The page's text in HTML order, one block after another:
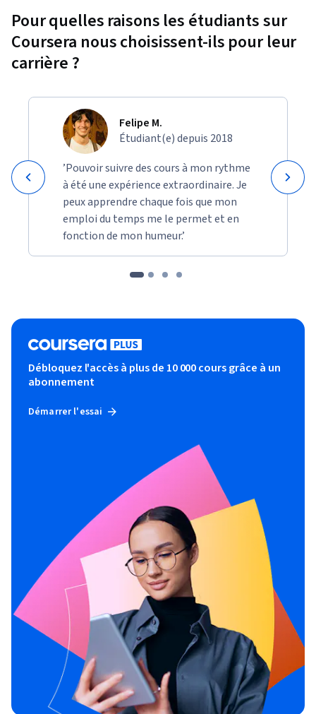
Pour quelles raisons les étudiants sur
Coursera nous choisissent-ils pour leur
carrière ?
Felipe M.
Étudiant(e) depuis 2018
’Pouvoir suivre des cours à mon rythme
à été une expérience extraordinaire. Je
peux apprendre chaque fois que mon
emploi du temps me le permet et en
fonction de mon humeur.’
Débloquez l'accès à plus de 10 000 cours grâce à un
abonnement
Démarrer l'essai